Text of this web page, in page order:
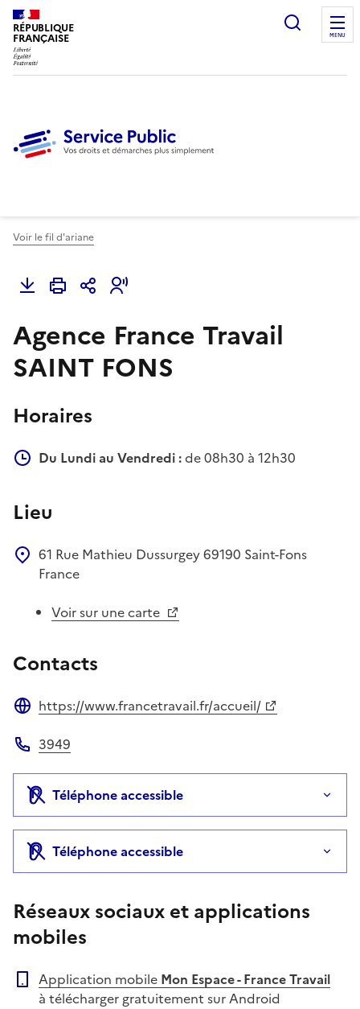
RÉPUBLIQUE
FRANÇAISE
Ouvrir
MENU
Voir le fil d'ariane
Agence France Travail
SAINT FONS
Horaires
Du Lundi au Vendredi :de 08h30 à 12h30
Lieu
61 Rue Mathieu Dussurgey69190 Saint-Fons
France
Voir sur une carte
Contacts
https://www.francetravail.fr/accueil/
3949
Téléphone accessible
Téléphone accessible
Réseaux sociaux et applications
mobiles
Application mobile Mon Espace - France Travail
à télécharger gratuitement sur Android